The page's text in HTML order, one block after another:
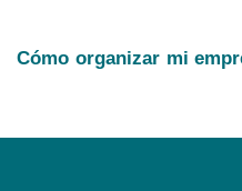
Cómo organizar mi